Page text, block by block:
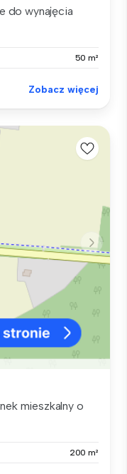
do wynajęcia
50 m²
Zobacz więcej
mieszkalny o
200 m²